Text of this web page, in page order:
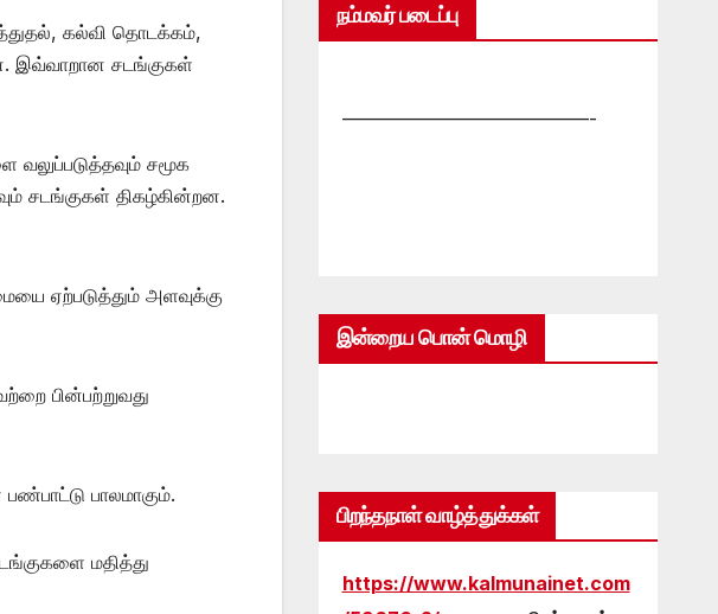
கல்வி தொடக்கம்,
இவ்வாறான சடங்குகள்
சமூக
சடங்குகள் திகழ்கின்றன.
ஏற்படுத்தும் அளவுக்கு
பின்பற்றுவது
பாலமாகும்.
மதித்து
நம்மவர் படைப்பு
—————————————-
இன்றைய பொன் மொழி
பிறந்தநாள் வாழ்த்துக்கள்
https://www.kalmunainet.com